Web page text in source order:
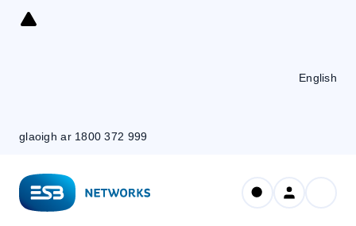
Skip
glaoigh ar 1800 372 999
English